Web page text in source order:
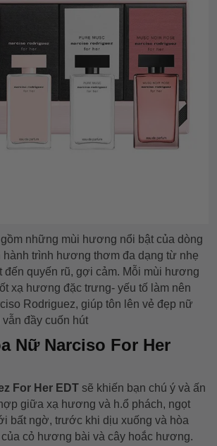
những mùi hương nổi bật của dòng
hành trình hương thơm đa dạng từ nhẹ
đến quyến rũ, gợi cảm. Mỗi mùi hương
xạ hương đặc trưng- yếu tố làm nên
Rodriguez, giúp tôn lên vẻ đẹp nữ
đầy cuốn hút
Nữ Narciso For Her
For Her EDT sẽ khiến bạn chú ý và ấn
giữa xạ hương và h.ổ phách, ngọt
bất ngờ, trước khi dịu xuống và hòa
cỏ hương bài và cây hoắc hương.